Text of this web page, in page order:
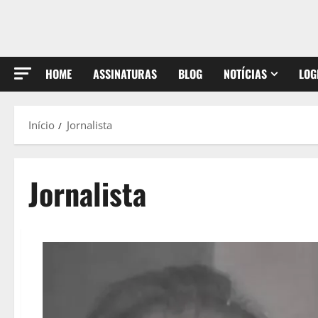
HOME ASSINATURAS BLOG NOTÍCIAS
Início Jornalista
Jornalista